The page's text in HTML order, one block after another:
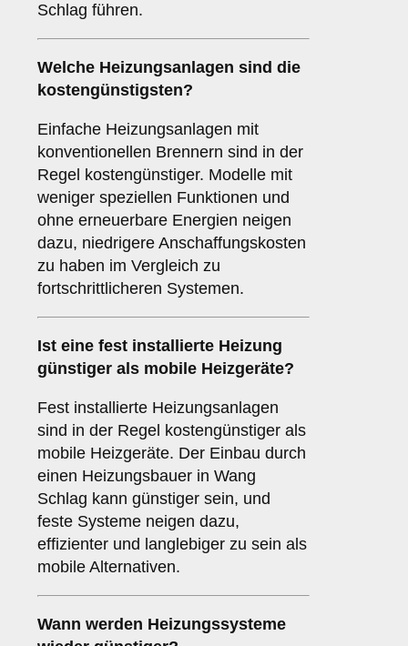
Schlag führen.
Welche Heizungsanlagen sind die
kostengünstigsten?
Einfache Heizungsanlagen mit
konventionellen Brennern sind in der
Regel kostengünstiger. Modelle mit
weniger speziellen Funktionen und
ohne erneuerbare Energien neigen
dazu, niedrigere Anschaffungskosten
zu haben im Vergleich zu
fortschrittlicheren Systemen.
Ist eine fest installierte Heizung
günstiger als mobile Heizgeräte?
Fest installierte Heizungsanlagen
sind in der Regel kostengünstiger als
mobile Heizgeräte. Der Einbau durch
einen Heizungsbauer in Wang
Schlag kann günstiger sein, und
feste Systeme neigen dazu,
effizienter und langlebiger zu sein als
mobile Alternativen.
Wann werden Heizungssysteme